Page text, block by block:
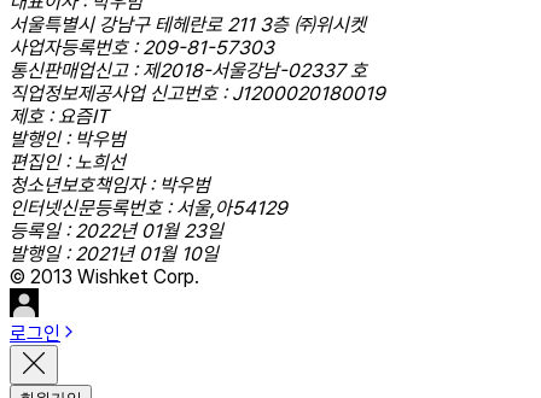
서울특별시 강남구 테헤란로 211 3층 ㈜위시켓
사업자등록번호 : 209-81-57303
통신판매업신고 : 제2018-서울강남-02337 호
직업정보제공사업 신고번호 : J1200020180019
제호 : 요즘IT
발행인 : 박우범
편집인 : 노희선
청소년보호책임자 : 박우범
인터넷신문등록번호 : 서울,아54129
등록일 : 2022년 01월 23일
발행일 : 2021년 01월 10일
© 2013 Wishket Corp.
로그인